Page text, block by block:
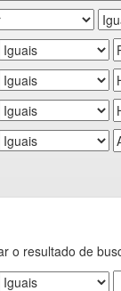
o resultado de